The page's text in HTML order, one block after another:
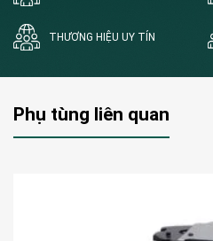
THƯƠNG HIỆU UY TÍN
Phụ tùng liên quan